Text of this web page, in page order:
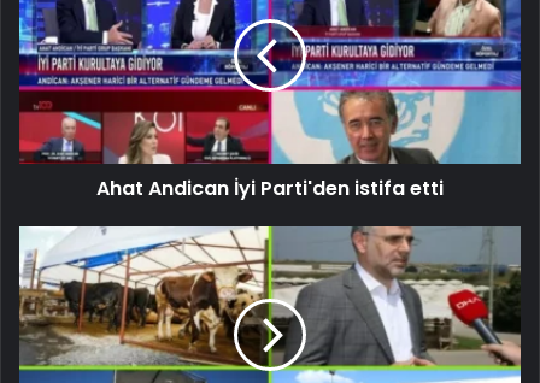
Ahat Andican İyi Parti'den istifa etti